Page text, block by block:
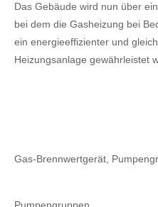
Das Gebäude wird nun über
bei dem die Gasheizung bei
ein energieeffizienter und
Heizungsanlage gewährleistet
Gas-Brennwertgerät,
Pumpengruppen